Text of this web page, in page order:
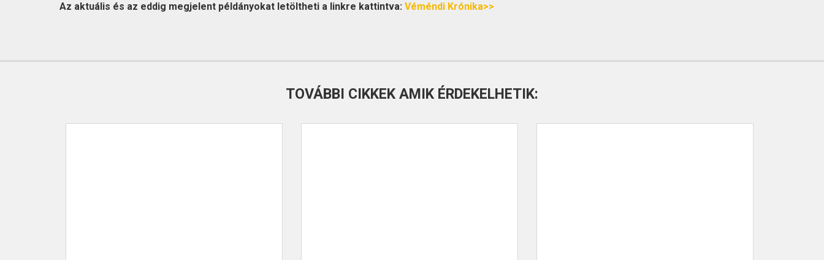
Az aktuális és az eddig megjelent példányokat letöltheti a linkre kattintva: Véméndi Krónika>>
TOVÁBBI CIKKEK AMIK ÉRDEKELHETIK: